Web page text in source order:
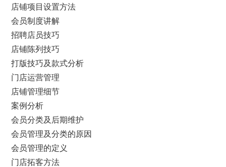
店铺项目设置方法
会员制度讲解
招聘店员技巧
店铺陈列技巧
打版技巧及款式分析
门店运营管理
店铺管理细节
案例分析
会员分类及后期维护
会员管理及分类的原因
会员管理的定义
门店拓客方法